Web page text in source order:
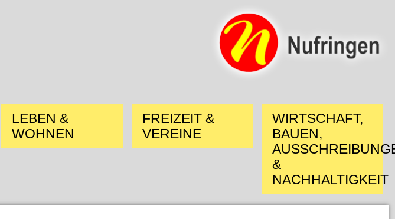
LEBEN &
WOHNEN
FREIZEIT &
VEREINE
WIRTSCHAFT,
BAUEN,
&
NACHHALTIGKEIT